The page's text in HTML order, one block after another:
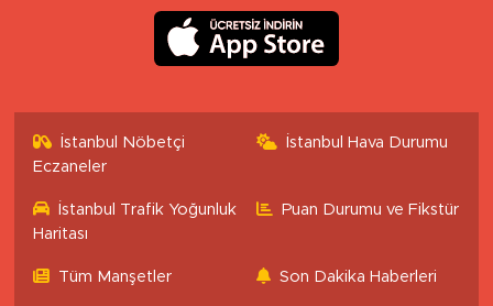
İstanbul Nöbetçi
Eczaneler
İstanbul Hava Durumu
İstanbul Trafik Yoğunluk
Haritası
Puan Durumu ve Fikstür
Tüm Manşetler Son Dakika Haberleri